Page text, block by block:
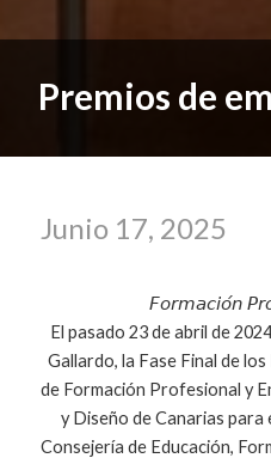
Premios de
Junio 17, 2025
𝘍𝘰𝘳𝘮𝘢𝘤𝘪𝘰́𝘯
El pasado 23 de abril de
Gallardo, la Fase Final de
de Formación Profesional y
y Diseño de Canarias
Consejería de Educación,